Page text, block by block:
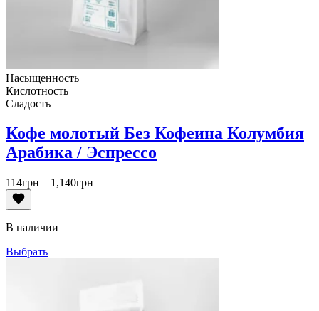
Насыщенность
Кислотность
Сладость
Кофе молотый Без Кофеина Колумбия
Арабика / Эспрессо
114грн – 1,140грн
В наличии
Выбрать